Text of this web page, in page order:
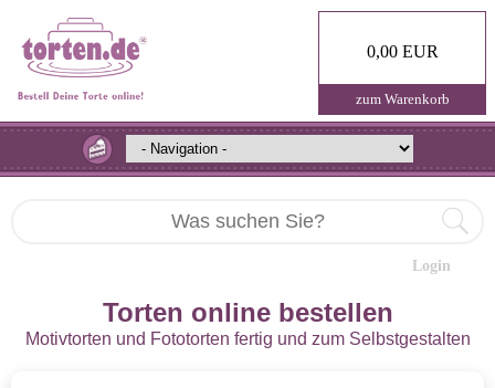
0,00 EUR
zum Warenkorb
Login
Torten online bestellen
Motivtorten und Fototorten fertig und zum Selbstgestalten